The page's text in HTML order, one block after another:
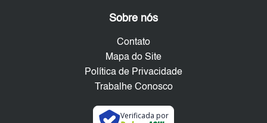
Sobre nós
Contato
Mapa do Site
Política de Privacidade
Trabalhe Conosco
Verificada por